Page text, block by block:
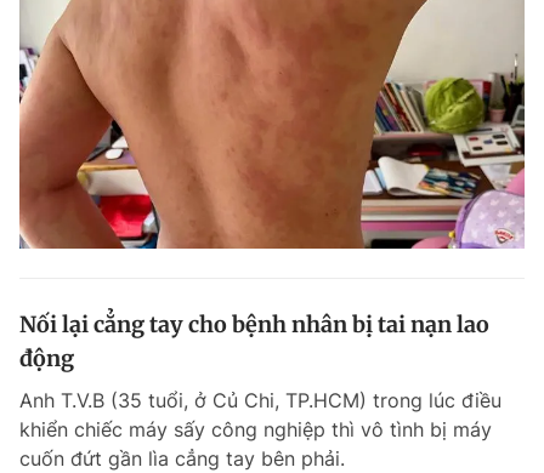
Nối lại cẳng tay cho bệnh nhân bị tai nạn lao
động
Anh T.V.B (35 tuổi, ở Củ Chi, TP.HCM) trong lúc điều
khiển chiếc máy sấy công nghiệp thì vô tình bị máy
cuốn đứt gần lìa cẳng tay bên phải.